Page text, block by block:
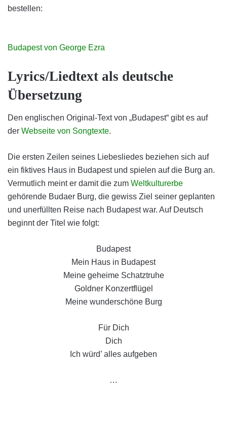
bestellen:
Budapest von George Ezra
Lyrics/Liedtext als deutsche
Übersetzung
Den englischen Original-Text von „Budapest“ gibt es auf
der Webseite von Songtexte.
Die ersten Zeilen seines Liebesliedes beziehen sich auf
ein fiktives Haus in Budapest und spielen auf die Burg an.
Vermutlich meint er damit die zum Weltkulturerbe
gehörende Budaer Burg, die gewiss Ziel seiner geplanten
und unerfüllten Reise nach Budapest war. Auf Deutsch
beginnt der Titel wie folgt:
Budapest
Mein Haus in Budapest
Meine geheime Schatztruhe
Goldner Konzertflügel
Meine wunderschöne Burg
Für Dich
Dich
Ich würd’ alles aufgeben
…